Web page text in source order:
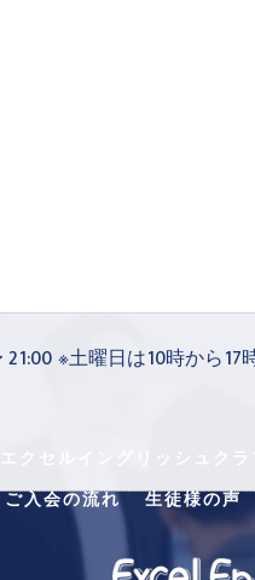
※土曜日は10時から17
ご入会の流れ 生徒様の声